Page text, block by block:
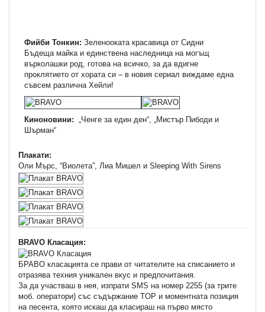
Фийби Тонкин: Зеленооката красавица от Сидни
Бъдеща майка и единствена наследница на могъщ
върколашки род, готова на всичко, за да вдигне
проклятието от хората си – в новия сериал виждаме една
съвсем различна Хейли!
Киноновини: „Ченге за един ден“, „Мистър Пибоди и
Шърман“
Плакати:
Оли Мърс, “Виолета”, Лиа Мишел и Sleeping With Sirens
BRAVO Класация:
БРАВО класацията се прави от читателите на списанието и
отразява техния уникален вкус и предпочитания.
За да участваш в нея, изпрати SMS на номер 2255 (за трите
моб. оператори) със съдържание TOP и моментната позиция
на песента, която искаш да класираш на първо място